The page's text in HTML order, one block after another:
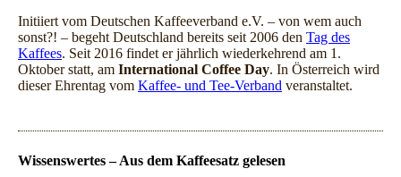
Initiiert vom Deutschen Kaffeeverband e.V. – von wem auch
sonst?! – begeht Deutschland bereits seit 2006 den Tag des
Kaffees. Seit 2016 findet er jährlich wiederkehrend am 1.
Oktober statt, am International Coffee Day. In Österreich wird
dieser Ehrentag vom Kaffee- und Tee-Verband veranstaltet.
Wissenswertes – Aus dem Kaffeesatz gelesen